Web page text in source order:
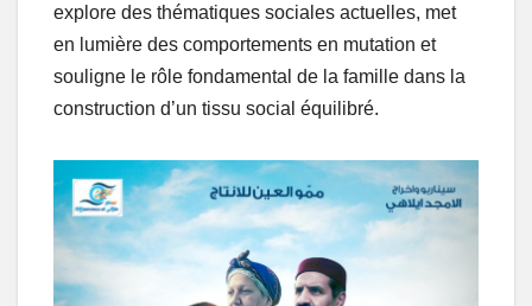
explore des thématiques sociales actuelles, met
en lumière des comportements en mutation et
souligne le rôle fondamental de la famille dans la
construction d’un tissu social équilibré.